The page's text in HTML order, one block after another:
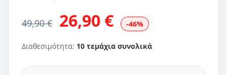
49,90 € 26,90 € -46%
Διαθεσιμότητα: 10 τεμάχια συνολικά